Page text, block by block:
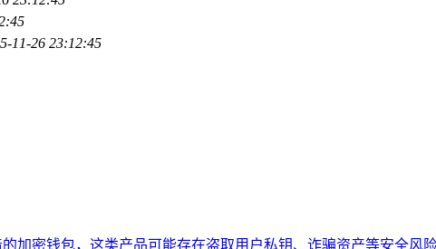
11-26 23:12:45
加密钱包，这类产品可能存在盗取用户私钥、诈骗资产等安全风